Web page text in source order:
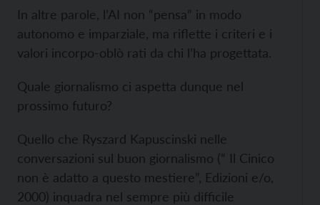
In altre parole, l’AI non “pensa” in modo
autonomo e imparziale, ma riflette i criteri e i
valori incorpo-oblò rati da chi l’ha progettata.
Quale giornalismo ci aspetta dunque nel
prossimo futuro?
Quello che Ryszard Kapuscinski nelle
conversazioni sul buon giornalismo (“ Il Cinico
non è adatto a questo mestiere”, Edizioni e/o,
2000) inquadra nel sempre più difficile